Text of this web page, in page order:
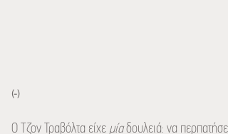
(-)
Ο Τζον Τραβόλτα είχε μίαδουλειά: να